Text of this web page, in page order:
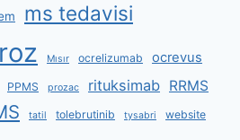
ms tedavisi
Mısır ocrelizumab ocrevus
PPMS prozac rituksimab RRMS
tatil tolebrutinib tysabri
website